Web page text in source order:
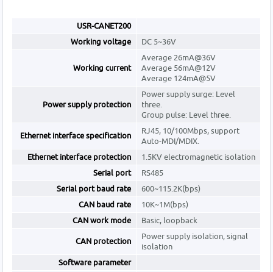
USR-CANET200
Working voltage
DC 5~36V
Working current
Average 26mA@36V
Average 56mA@12V
Average 124mA@5V
Power supply protection
Power supply surge: Level
three.
Group pulse: Level three.
Ethernet interface specification
RJ45, 10/100Mbps, support
Auto-MDI/MDIX.
Ethernet interface protection
1.5KV electromagnetic isolation
Serial port
RS485
Serial port baud rate
600~115.2K(bps)
CAN baud rate
10K~1M(bps)
CAN work mode
Basic, loopback
CAN protection
Power supply isolation, signal
isolation
Software parameter